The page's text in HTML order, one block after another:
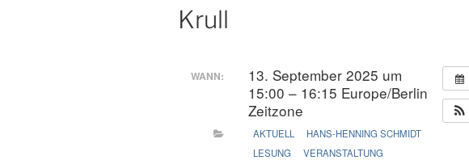
Krull
WANN:
13. September 2025 um
15:00 – 16:15 Europe/Berlin
Zeitzone
AKTUELL
HANS-HENNING SCHMIDT
LESUNG
VERANSTALTUNG